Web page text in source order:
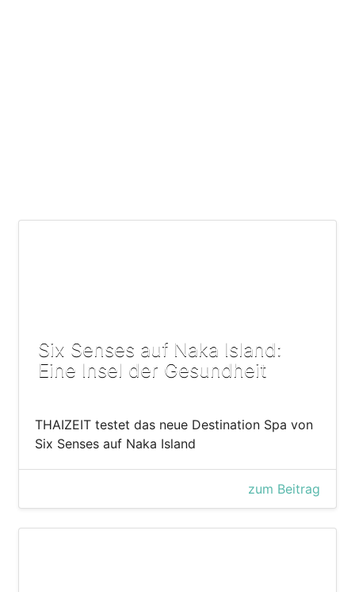
Six Senses auf Naka Island:
Eine Insel der Gesundheit
THAIZEIT testet das neue Destination Spa von
Six Senses auf Naka Island
zum Beitrag